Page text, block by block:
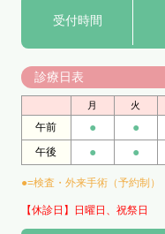
受付時間
診療日表
月 火
午前 ● ●
午後 ● ●
●=検査・外来手術（予約制）
【休診日】日曜日、祝祭日